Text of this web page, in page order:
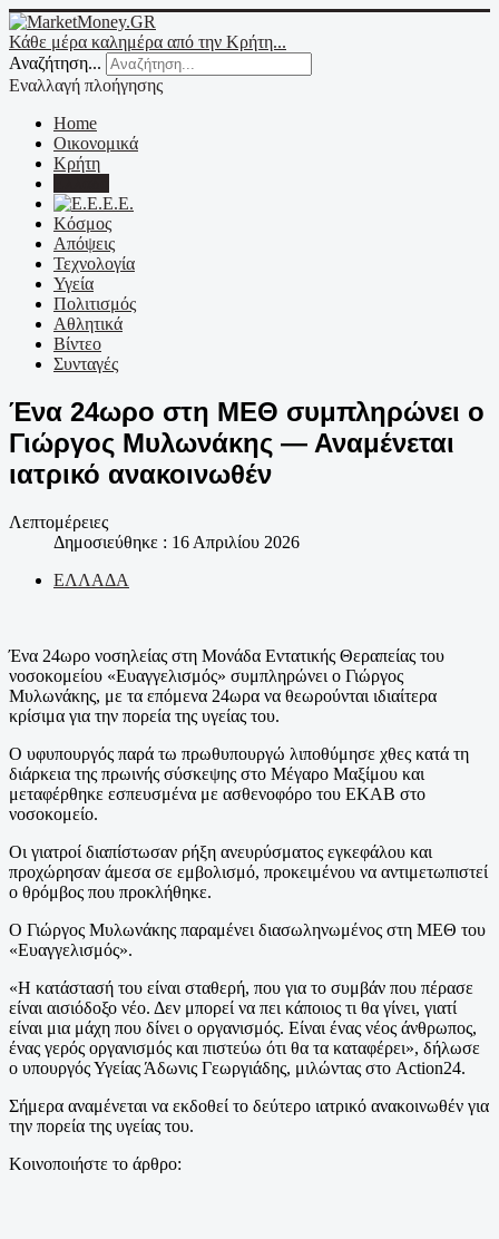
Κάθε μέρα καλημέρα από την Κρήτη...
Αναζήτηση...
Εναλλαγή πλοήγησης
Home
Οικονομικά
Κρήτη
Ε.Ε.
Κόσμος
Απόψεις
Τεχνολογία
Υγεία
Πολιτισμός
Αθλητικά
Βίντεο
Συνταγές
Ένα 24ωρο στη ΜΕΘ συμπληρώνει ο
Γιώργος Μυλωνάκης — Αναμένεται
ιατρικό ανακοινωθέν
Λεπτομέρειες
Δημοσιεύθηκε : 16 Απριλίου 2026
ΕΛΛΑΔΑ
Ένα 24ωρο νοσηλείας στη Μονάδα Εντατικής Θεραπείας του
νοσοκομείου «Ευαγγελισμός» συμπληρώνει ο Γιώργος
Μυλωνάκης, με τα επόμενα 24ωρα να θεωρούνται ιδιαίτερα
κρίσιμα για την πορεία της υγείας του.
Ο υφυπουργός παρά τω πρωθυπουργώ λιποθύμησε χθες κατά τη
διάρκεια της πρωινής σύσκεψης στο Μέγαρο Μαξίμου και
μεταφέρθηκε εσπευσμένα με ασθενοφόρο του ΕΚΑΒ στο
νοσοκομείο.
Οι γιατροί διαπίστωσαν ρήξη ανευρύσματος εγκεφάλου και
προχώρησαν άμεσα σε εμβολισμό, προκειμένου να αντιμετωπιστεί
ο θρόμβος που προκλήθηκε.
Ο Γιώργος Μυλωνάκης παραμένει διασωληνωμένος στη ΜΕΘ του
«Ευαγγελισμός».
«Η κατάστασή του είναι σταθερή, που για το συμβάν που πέρασε
είναι αισιόδοξο νέο. Δεν μπορεί να πει κάποιος τι θα γίνει, γιατί
είναι μια μάχη που δίνει ο οργανισμός. Είναι ένας νέος άνθρωπος,
ένας γερός οργανισμός και πιστεύω ότι θα τα καταφέρει», δήλωσε
ο υπουργός Υγείας Άδωνις Γεωργιάδης, μιλώντας στο Action24.
Σήμερα αναμένεται να εκδοθεί το δεύτερο ιατρικό ανακοινωθέν για
την πορεία της υγείας του.
Κοινοποιήστε το άρθρο: